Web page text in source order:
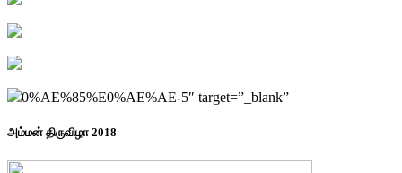
0%AE%85%E0%AE%AE-5″ target=”_blank”
அம்மன் திருவிழா 2018